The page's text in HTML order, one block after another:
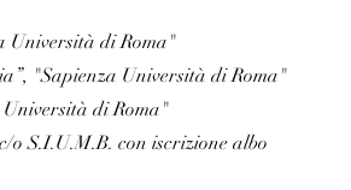
Università di Roma"
"Sapienza Università di Roma"
di Roma"
S.I.U.M.B. con iscrizione albo